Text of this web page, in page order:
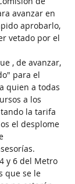
avanzar en
aprobarlo,
vetado por el
, de avanzar,
para el
quien a todas
a los
la tarifa
el desplome
y 6 del Metro
que se le